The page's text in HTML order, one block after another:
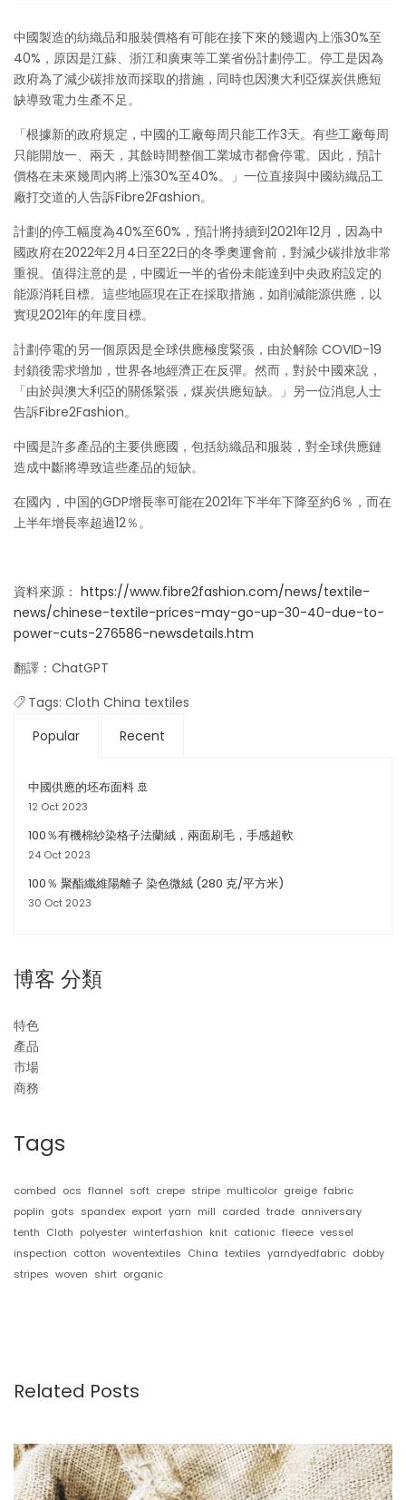
中國製造的紡織品和服裝價格有可能在接下來的幾週內上漲30%至
40%，原因是江蘇、浙江和廣東等工業省份計劃停工。停工是因為
政府為了減少碳排放而採取的措施，同時也因澳大利亞煤炭供應短
缺導致電力生產不足。
「根據新的政府規定，中國的工廠每周只能工作3天。有些工廠每周
只能開放一、兩天，其餘時間整個工業城市都會停電。因此，預計
價格在未來幾周內將上漲30%至40%。」一位直接與中國紡織品工
廠打交道的人告訴Fibre2Fashion。
計劃的停工幅度為40%至60%，預計將持續到2021年12月，因為中
國政府在2022年2月4日至22日的冬季奧運會前，對減少碳排放非常
重視。值得注意的是，中國近一半的省份未能達到中央政府設定的
能源消耗目標。這些地區現在正在採取措施，如削減能源供應，以
實現2021年的年度目標。
計劃停電的另一個原因是全球供應極度緊張，由於解除 COVID-19
封鎖後需求增加，世界各地經濟正在反彈。然而，對於中國來說，
「由於與澳大利亞的關係緊張，煤炭供應短缺。」另一位消息人士
告訴Fibre2Fashion。
中國是許多產品的主要供應國，包括紡織品和服裝，對全球供應鏈
造成中斷將導致這些產品的短缺。
在國內，中国的GDP增長率可能在2021年下半年下降至約6％，而在
上半年增長率超過12％。
資料來源： https://www.fibre2fashion.com/news/textile-
news/chinese-textile-prices-may-go-up-30-40-due-to-
power-cuts-276586-newsdetails.htm
翻譯：ChatGPT
Tags: Cloth China textiles
Popular
Recent
中國供應的坯布面料 🚢
12 Oct 2023
100％有機棉紗染格子法蘭絨，兩面刷毛，手感超軟
24 Oct 2023
100％ 聚酯纖維陽離子 染色微絨 (280 克/平方米)
30 Oct 2023
博客 分類
特色
產品
市場
商務
Tags
combed ocs flannel soft crepe stripe multicolor greige fabric
poplin gots spandex export yarn mill carded trade anniversary
tenth Cloth polyester winterfashion knit cationic fleece vessel
inspection cotton woventextiles China textiles yarndyedfabric dobby
stripes woven shirt organic
Related Posts